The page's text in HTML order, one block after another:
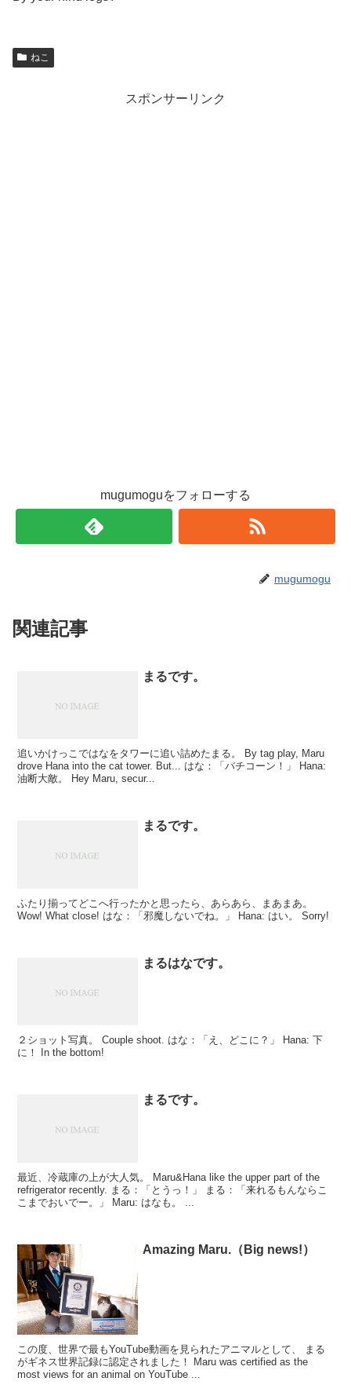
ねこ
スポンサーリンク
mugumoguをフォローする
mugumogu
関連記事
まるです。
追いかけっこではなをタワーに追い詰めたまる。 By tag play, Maru
drove Hana into the cat tower. But... はな：「バチコーン！」 Hana:
油断大敵。 Hey Maru, secur...
まるです。
ふたり揃ってどこへ行ったかと思ったら、あらあら、まあまあ。
Wow! What close! はな：「邪魔しないでね。」 Hana: はい。 Sorry!
まるはなです。
２ショット写真。 Couple shoot. はな：「え、どこに？」 Hana: 下
に！ In the bottom!
まるです。
最近、冷蔵庫の上が大人気。 Maru&Hana like the upper part of the
refrigerator recently. まる：「とうっ！」 まる：「来れるもんならこ
Amazing Maru.（Big news!）
この度、世界で最もYouTube動画を見られたアニマルとして、 まる
がギネス世界記録に認定されました！ Maru was certified as the
most views for an animal on YouTube ...